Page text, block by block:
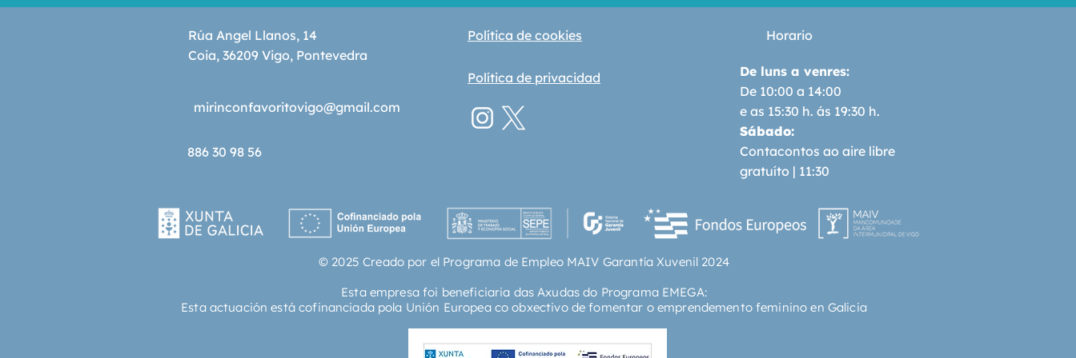
Rúa Angel Llanos, 14
Coia, 36209 Vigo, Pontevedra
mirinconfavoritovigo@gmail.com
886 30 98 56
Política de cookies
Política de privacidad
Horario
De luns a venres:
De 10:00 a 14:00
e as 15:30 h. ás 19:30 h.
Sábado:
Contacontos ao aire libre
gratuíto | 11:30
© 2025 Creado por el Programa de Empleo MAIV Garantía Xuvenil 2024
Esta empresa foi beneficiaria das Axudas do Programa EMEGA:
Esta actuación está cofinanciada pola Unión Europea co obxectivo de fomentar o emprendemento feminino en Galicia